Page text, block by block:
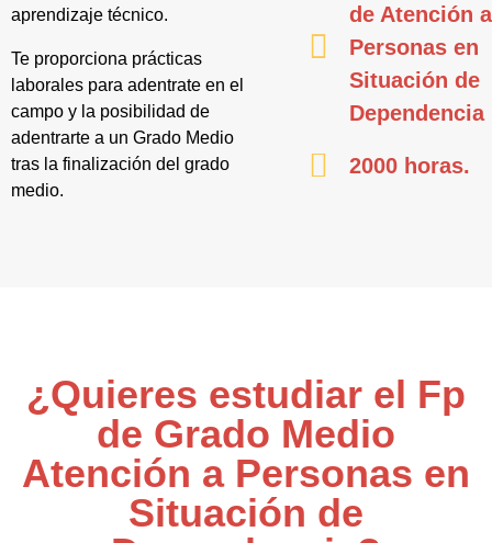
aprendizaje técnico.
Te proporciona prácticas
laborales para adentrate en el
campo y la posibilidad de
adentrarte a un Grado Medio
tras la finalización del grado
medio.
de Atención a
Personas en
Situación de
Dependencia
2000 horas.
¿Quieres estudiar el Fp
de Grado Medio
Atención a Personas en
Situación de